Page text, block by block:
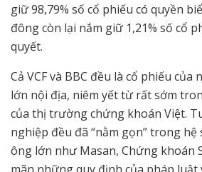
giữ 98,79% số cổ phiếu có quyền
đông còn lại nắm giữ 1,21% số cổ
quyết.
Cả VCF và BBC đều là cổ phiếu
lớn nội địa, niêm yết từ rất sớm
của thị trường chứng khoán Việt.
nghiệp đều đã “nằm gọn” trong
ông lớn như Masan, Chứng khoán